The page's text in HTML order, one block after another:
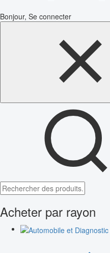
Bonjour, Se connecter
Acheter par rayon